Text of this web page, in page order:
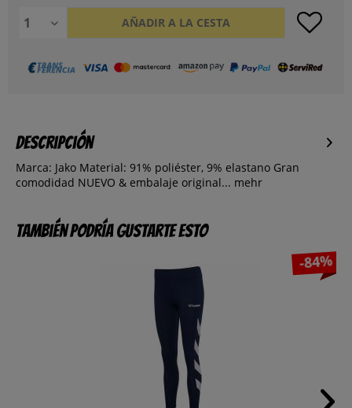
AÑADIR A LA CESTA
Descripción
Marca: Jako Material: 91% poliéster, 9% elastano Gran
comodidad NUEVO & embalaje original... mehr
También podría gustarte esto
-84%